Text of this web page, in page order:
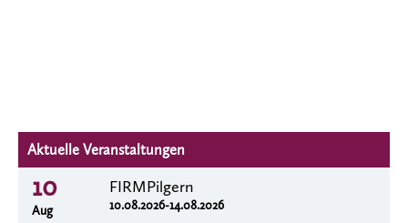
Aktuelle Veranstaltungen
10
Aug
FIRMPilgern
10.08.2026-14.08.2026